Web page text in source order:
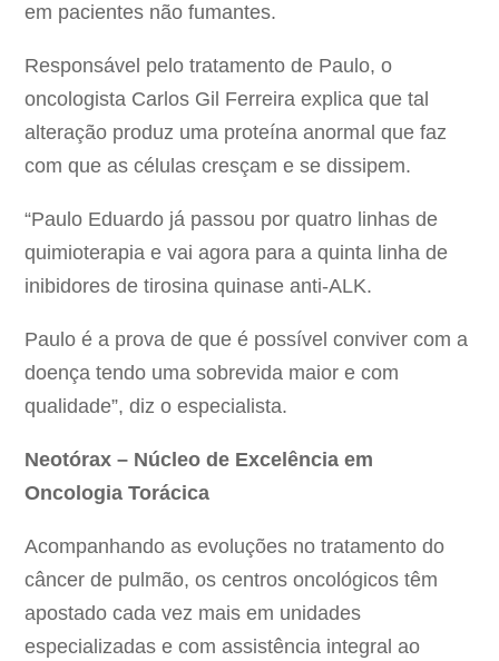
em pacientes não fumantes.
Responsável pelo tratamento de Paulo, o
oncologista Carlos Gil Ferreira explica que tal
alteração produz uma proteína anormal que faz
com que as células cresçam e se dissipem.
“Paulo Eduardo já passou por quatro linhas de
quimioterapia e vai agora para a quinta linha de
inibidores de tirosina quinase anti-ALK.
Paulo é a prova de que é possível conviver com a
doença tendo uma sobrevida maior e com
qualidade”, diz o especialista.
Neotórax – Núcleo de Excelência em
Oncologia Torácica
Acompanhando as evoluções no tratamento do
câncer de pulmão, os centros oncológicos têm
apostado cada vez mais em unidades
especializadas e com assistência integral ao